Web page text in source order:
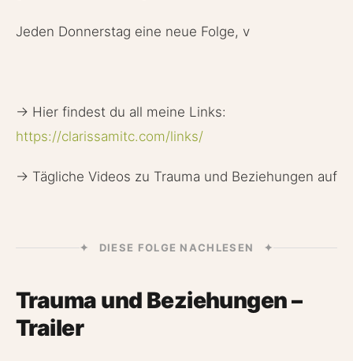
Jeden Donnerstag eine neue Folge, v
→ Hier findest du all meine Links:
https://clarissamitc.com/links/
→ Tägliche Videos zu Trauma und Beziehungen auf
✦ DIESE FOLGE NACHLESEN ✦
Trauma und Beziehungen –
Trailer